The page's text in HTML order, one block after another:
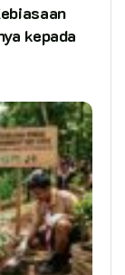
kepada